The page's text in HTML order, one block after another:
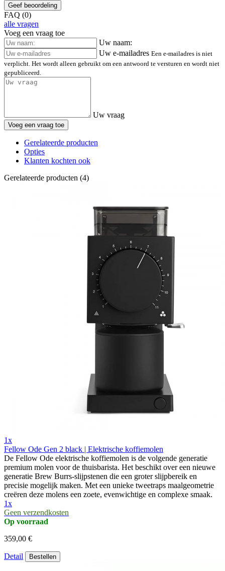
Geef beoordeling
FAQ (0)
alle vragen
Voeg een vraag toe
Uw naam:
Uw e-mailadres Een e-mailadres is niet
verplicht. Het wordt alleen gebruikt om een antwoord te versturen en wordt niet
gepubliceerd.
Uw vraag
Voeg een vraag toe
Gerelateerde producten
Opties
Klanten kochten ook
Gerelateerde producten (4)
1x
Fellow Ode Gen 2 black | Elektrische koffiemolen
De Fellow Ode elektrische koffiemolen is de volgende generatie
premium molen voor de thuisbarista. Het beschikt over een nieuwe
generatie Brew Burrs-slijpstenen die een groter slijpbereik en
precisie mogelijk maken. Met een unieke tweetraps maalgeometrie
creëren deze molens een zoete, evenwichtige en complexe smaak.
1x
Geen verzendkosten
Op voorraad
359,00 €
Detail Bestellen